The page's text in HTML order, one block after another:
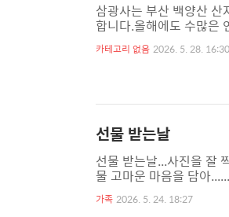
삼광사는 부산 백양산
합니다.올해에도 수많은
저마다 작은소망을 이루
전은 팔작지붕에 정면 7
카테고리 없음 2026. 5. 28. 16:30
선물 받는날
선물 받는날...사진을 잘
물 고마운 마음을 담아
으로, 피로 회복·허약 체
30병또 “자하거(紫河車
가족 2026. 5. 24. 18:27